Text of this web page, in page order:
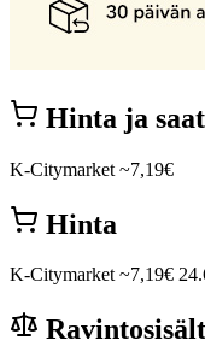
Hinta ja
K-Citymarket ~7,19€
Hinta
K-Citymarket ~7,19€